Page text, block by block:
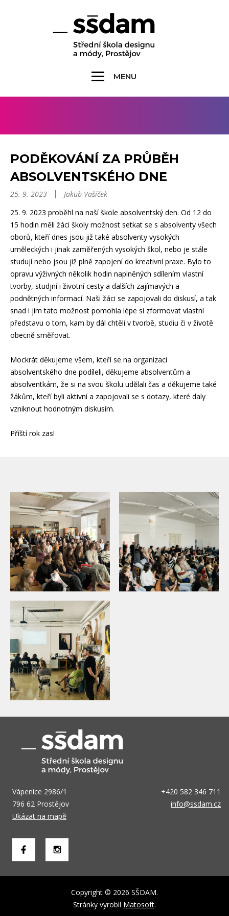
MENU
PODĚKOVÁNÍ ZA PRŮBĚH
ABSOLVENTSKÉHO DNE
25. 9. 2023
Jakub Vašíček
25. 9. 2023 proběhl na naší škole absolventský den. Od 12 do
15 hodin měli žáci školy možnost setkat se s absolventy všech
oborů, kteří dnes jsou již také absolventy vysokých
uměleckých i jinak zaměřených vysokých škol, nebo je stále
studují nebo jsou již plně zapojení do kreativní praxe. Bylo to
opravu výživných několik hodin naplněných sdílením vlastní
tvorby, studjní i životní cesty a dalších zajímavých a
podnětných informací. Naši žáci se zapojovali do diskusí, a tak
snad i jim tato možnost pomohla lépe si zformovat vlastní
představu o tom, kam by dál chtěli v tvorbě, studiu či v životě
obecně směřovat.
Mockrát děkujeme všem, kteří se na organizaci
absolventského dne podíleli, děkujeme absolventům a
absolventkám, že si na svou školu udělali čas a děkujeme také
žákům, kteří byli aktivní a zapojovali se s dotazy, které daly
vzniknout hodnotným diskusím.
Příští rok zas!
Vápenice 2986/1
796 62 Prostějov
Ukázat na mapě
+420 582 346 711
info@ssdam.cz
Copyright © 2026 SŠDAM.
Stránky vyrobil Matosoft.